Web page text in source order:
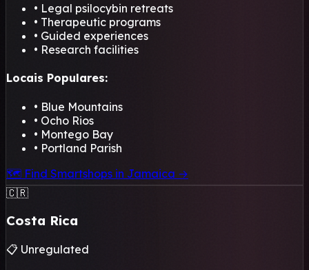
• Legal psilocybin retreats
• Therapeutic programs
• Guided experiences
• Research facilities
Locais Populares:
• Blue Mountains
• Ocho Rios
• Montego Bay
• Portland Parish
🗺️ Find Smartshops in Jamaica →
🇨🇷
Costa Rica
📋 Unregulated